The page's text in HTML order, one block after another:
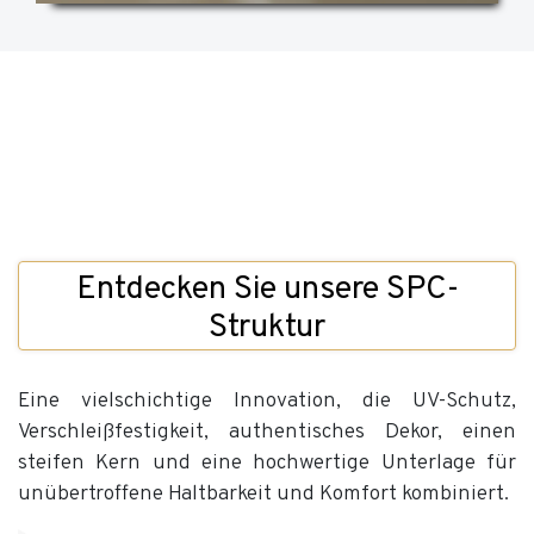
Entdecken Sie unsere SPC-
Struktur
Eine vielschichtige Innovation, die UV-Schutz,
Verschleißfestigkeit, authentisches Dekor, einen
steifen Kern und eine hochwertige Unterlage für
unübertroffene Haltbarkeit und Komfort kombiniert.